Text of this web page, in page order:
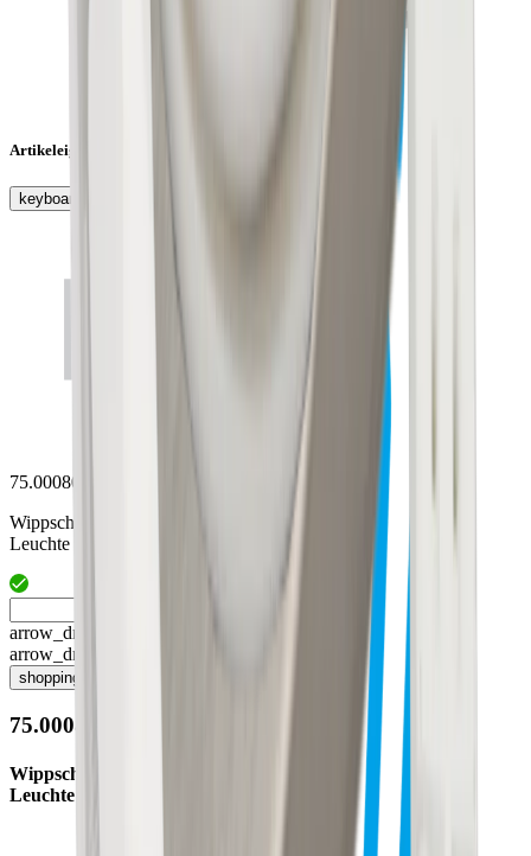
Artikeleigenschaften
keyboard_arrow_right
75.00080.29
Wippschalter schwarz zu R32
Leuchte
arrow_drop_up
arrow_drop_down
shopping_cart
75.00080.29
Wippschalter schwarz zu R32
Leuchte